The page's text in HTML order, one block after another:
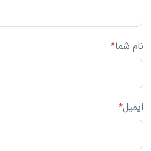
نام شما*
ایمیل*